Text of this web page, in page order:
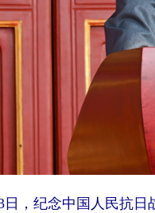
纪念中国人民抗日